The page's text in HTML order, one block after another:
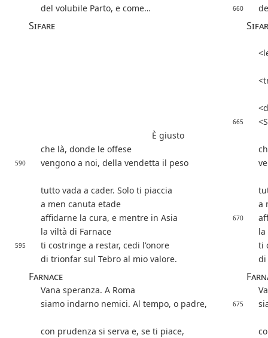
del volubile Parto, e come…
660
Sifare
665
È giusto
che là, donde le offese
590 vengono a noi, della vendetta il peso
tutto vada a cader. Solo ti piaccia
a men canuta etade
a
affidarne la cura, e mentre in Asia
670
la viltà di Farnace
la
595 ti costringe a restar, cedi l'onore
ti
di trionfar sul Tebro al mio valore.
di
Farnace
Vana speranza. A Roma
siamo indarno nemici. Al tempo, o padre,
675
con prudenza si serva e, se ti piace,